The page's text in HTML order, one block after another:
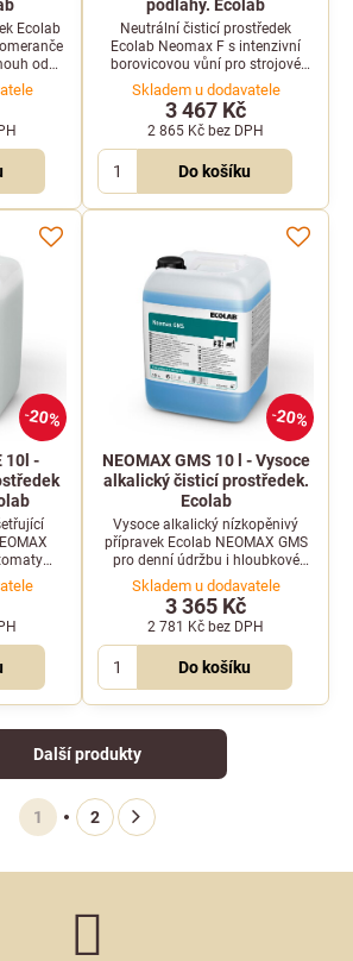
Ecolab
od
z
10 l.
podlahy. Ecolab
Neutrální čisticí prostředek
Ecolab Neomax F s intenzivní
borovicovou vůní pro strojové
mytí podlah. Nezanechává
šmouhy a je šetrný k povrchům.
Skladem u dodavatele
3 467 Kč
2 865 Kč bez DPH
Do košíku
20%
10l -
film
10 l.
20%
NEOMAX GMS 10 l - Vysoce
alkalický čisticí prostředek.
Ecolab
Vysoce alkalický nízkopěnivý
přípravek Ecolab NEOMAX GMS
pro denní údržbu i hloubkové
čištění velkých podlahových
ploch v balení 10 l.
Skladem u dodavatele
3 365 Kč
2 781 Kč bez DPH
Do košíku
Další produkty
1 2